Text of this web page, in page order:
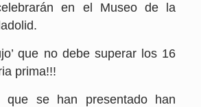
en el Museo de la
que no debe superar los 16
prima!!!
que se han presentado han